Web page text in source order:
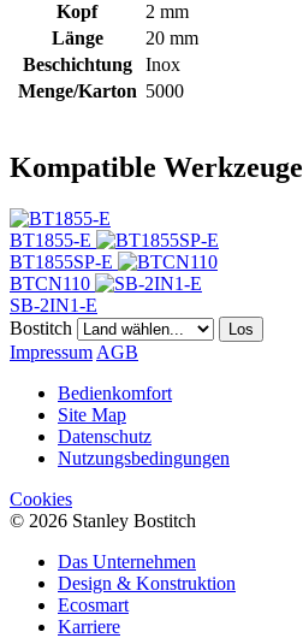
Kopf
2 mm
Länge
20 mm
Beschichtung
Inox
Menge/Karton 5000
Kompatible Werkzeuge
BT1855-E
BT1855SP-E
BTCN110
SB-2IN1-E
Bostitch
Los
Impressum AGB
Bedienkomfort
Site Map
Datenschutz
Nutzungsbedingungen
Cookies
© 2026 Stanley Bostitch
Das Unternehmen
Design & Konstruktion
Ecosmart
Karriere